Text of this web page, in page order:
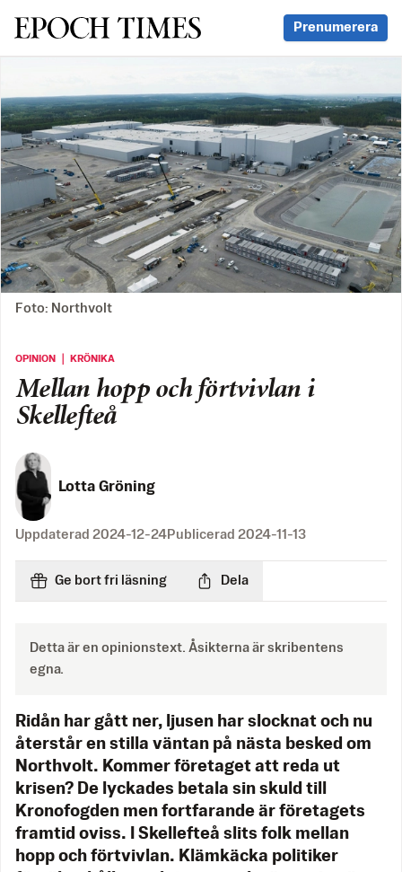
Svenska Epoch Times Prenumerera
Foto: Northvolt
OPINION ｜ KRÖNIKA
Mellan hopp och förtvivlan i
Skellefteå
Lotta Gröning
Uppdaterad 2024-12-24 Publicerad 2024-11-13
Ge bort fri läsning Dela
Detta är en opinionstext. Åsikterna är skribentens
egna.
Ridån har gått ner, ljusen har slocknat och nu
återstår en stilla väntan på nästa besked om
Northvolt. Kommer företaget att reda ut
krisen? De lyckades betala sin skuld till
Kronofogden men fortfarande är företagets
framtid oviss. I Skellefteå slits folk mellan
hopp och förtvivlan. Klämkäcka politiker